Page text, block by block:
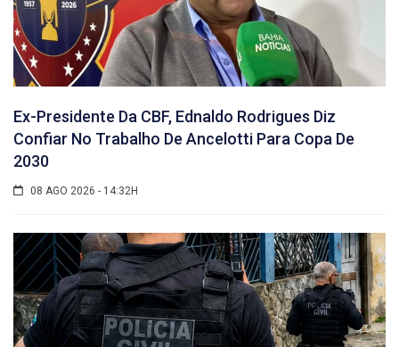
Ex-Presidente Da CBF, Ednaldo Rodrigues Diz
Confiar No Trabalho De Ancelotti Para Copa De
2030
08 AGO 2026 - 14:32H